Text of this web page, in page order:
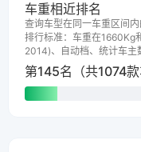
车重相近排名
查询车型在同一车重区间
排行标准：车重在1660Kg
2014)、自动档、统计车主
第145名（共1074款